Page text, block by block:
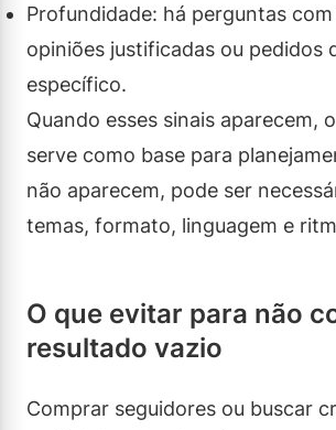
Profundidade: há perguntas
opiniões justificadas ou pedidos
específico.
Quando esses sinais aparecem,
serve como base para
não aparecem, pode ser
temas, formato, linguagem e
O que evitar para não
resultado vazio
Comprar seguidores ou buscar